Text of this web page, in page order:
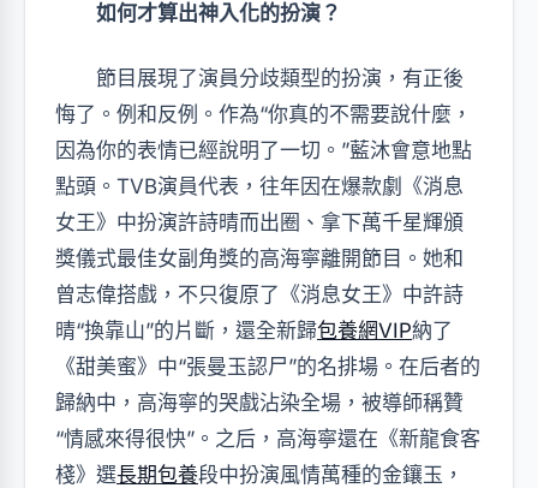
如何才算出神入化的扮演？
節目展現了演員分歧類型的扮演，有正後
悔了。例和反例。作為“你真的不需要說什麼，
因為你的表情已經說明了一切。”藍沐會意地點
點頭。TVB演員代表，往年因在爆款劇《消息
女王》中扮演許詩晴而出圈、拿下萬千星輝頒
獎儀式最佳女副角獎的高海寧離開節目。她和
曾志偉搭戲，不只復原了《消息女王》中許詩
晴“換靠山”的片斷，還全新歸包養網VIP納了
《甜美蜜》中“張曼玉認尸”的名排場。在后者的
歸納中，高海寧的哭戲沾染全場，被導師稱贊
“情感來得很快”。之后，高海寧還在《新龍食客
棧》選長期包養段中扮演風情萬種的金鑲玉，